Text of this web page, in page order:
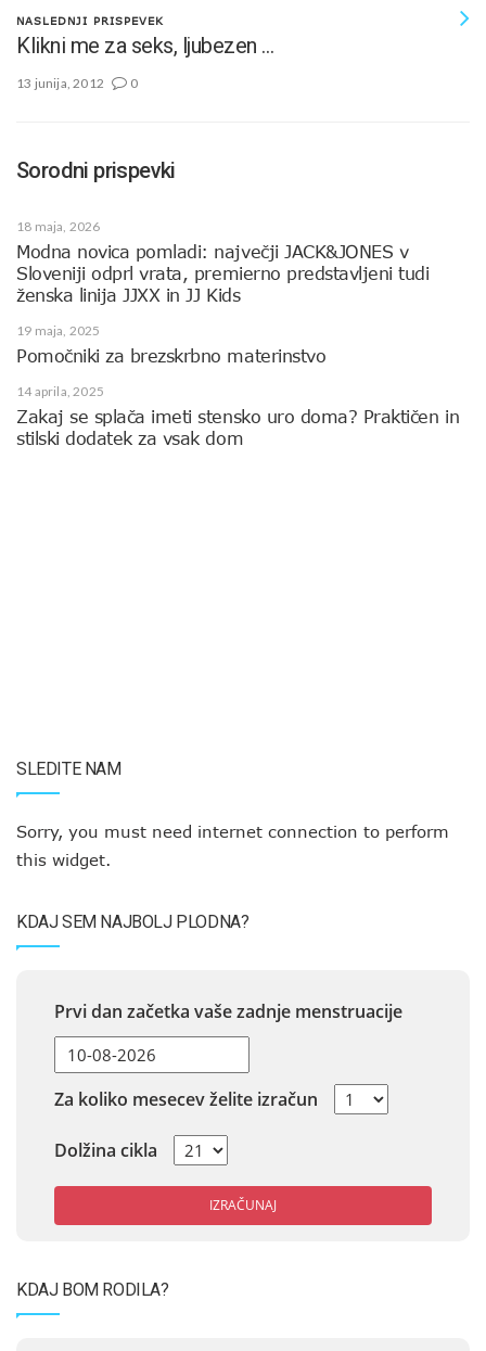
NASLEDNJI PRISPEVEK
Klikni me za seks, ljubezen …
13 junija, 2012 0
Sorodni prispevki
18 maja, 2026
Modna novica pomladi: največji JACK&JONES v
Sloveniji odprl vrata, premierno predstavljeni tudi
ženska linija JJXX in JJ Kids
19 maja, 2025
Pomočniki za brezskrbno materinstvo
14 aprila, 2025
Zakaj se splača imeti stensko uro doma? Praktičen in
stilski dodatek za vsak dom
SLEDITE NAM
Sorry, you must need internet connection to perform
this widget.
KDAJ SEM NAJBOLJ PLODNA?
Prvi dan začetka vaše zadnje menstruacije
Za koliko mesecev želite izračun
Dolžina cikla
IZRAČUNAJ
KDAJ BOM RODILA?